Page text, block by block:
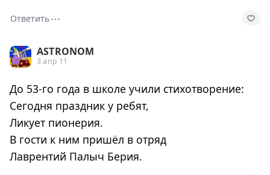
Ответить⋯
ASTRONOM
3 апр 11
До 53-го года в школе учили стихотворение:
Сегодня праздник у ребят,
Ликует пионерия.
В гости к ним пришёл в отряд
Лаврентий Палыч Берия.